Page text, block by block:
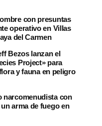
con presuntas
operativo en Villas
del Carmen
Bezos lanzan el
Project» para
y fauna en peligro
narcomenudista con
arma de fuego en